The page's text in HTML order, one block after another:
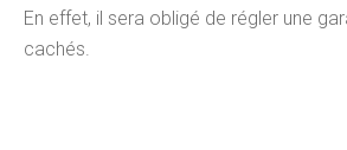
En effet, il sera obligé de régler une
cachés.